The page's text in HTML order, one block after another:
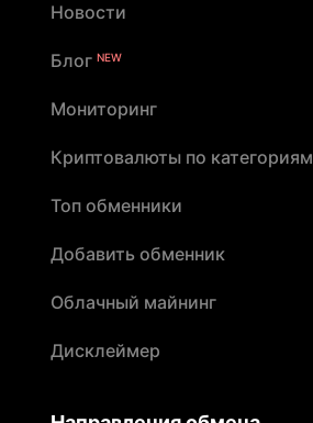
Новости
Блог NEW
Мониторинг
Криптовалюты по категориям
Топ обменники
Добавить обменник
Облачный майнинг
Дисклеймер